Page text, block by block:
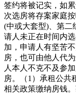
签约将被记实，如
次选房将存案家庭
(中或大套型)、第二
请人未正在时间内
加，申请人有坚苦
房，也可由他人代
人本人不克不及参
房。（1）承租公共
相关政策缴纳房钱